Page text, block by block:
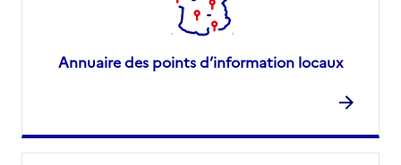
Annuaire des points d’information locaux